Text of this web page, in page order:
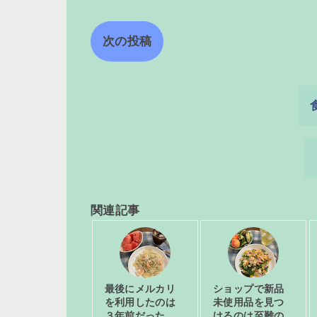
次の投稿
関連記事
最後にメルカリ
を利用したのは
ショップで新品
未使用品を見つ